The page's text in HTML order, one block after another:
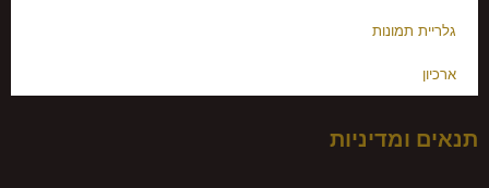
גלריית תמונות
ארכיון
תנאים ומדיניות